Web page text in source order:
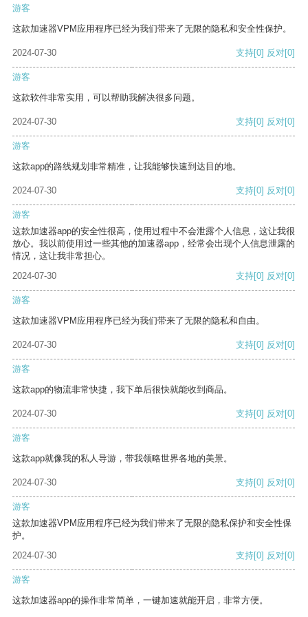
游客
这款加速器VPM应用程序已经为我们带来了无限的隐私和安全性保护。
2024-07-30 支持[0] 反对[0]
游客
这款软件非常实用，可以帮助我解决很多问题。
2024-07-30 支持[0] 反对[0]
游客
这款app的路线规划非常精准，让我能够快速到达目的地。
2024-07-30 支持[0] 反对[0]
游客
这款加速器app的安全性很高，使用过程中不会泄露个人信息，这让我很
放心。我以前使用过一些其他的加速器app，经常会出现个人信息泄露的
情况，这让我非常担心。
2024-07-30
支持[0] 反对[0]
游客
这款加速器VPM应用程序已经为我们带来了无限的隐私和自由。
2024-07-30 支持[0] 反对[0]
游客
这款app的物流非常快捷，我下单后很快就能收到商品。
2024-07-30 支持[0] 反对[0]
游客
这款app就像我的私人导游，带我领略世界各地的美景。
2024-07-30 支持[0] 反对[0]
游客
这款加速器VPM应用程序已经为我们带来了无限的隐私保护和安全性保
护。
2024-07-30
支持[0] 反对[0]
游客
这款加速器app的操作非常简单，一键加速就能开启，非常方便。